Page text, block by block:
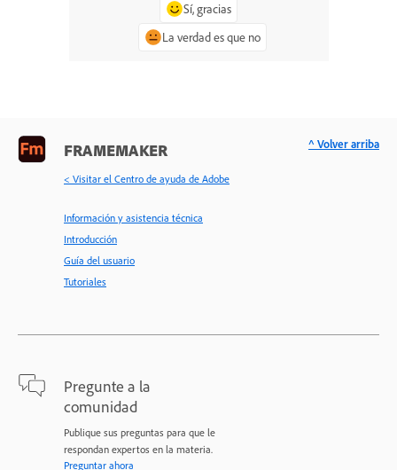
Sí, gracias
La verdad es que no
FRAMEMAKER
< Visitar el Centro de ayuda de Adobe
Información y asistencia técnica
Introducción
Guía del usuario
Tutoriales
Pregunte a la
comunidad
Publique sus preguntas para que le
respondan expertos en la materia.
Preguntar ahora
^ Volver arriba